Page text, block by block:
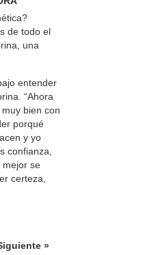
de todo el
una
entender
“Ahora
bien con
porqué
y yo
confianza,
mejor se
certeza,
»